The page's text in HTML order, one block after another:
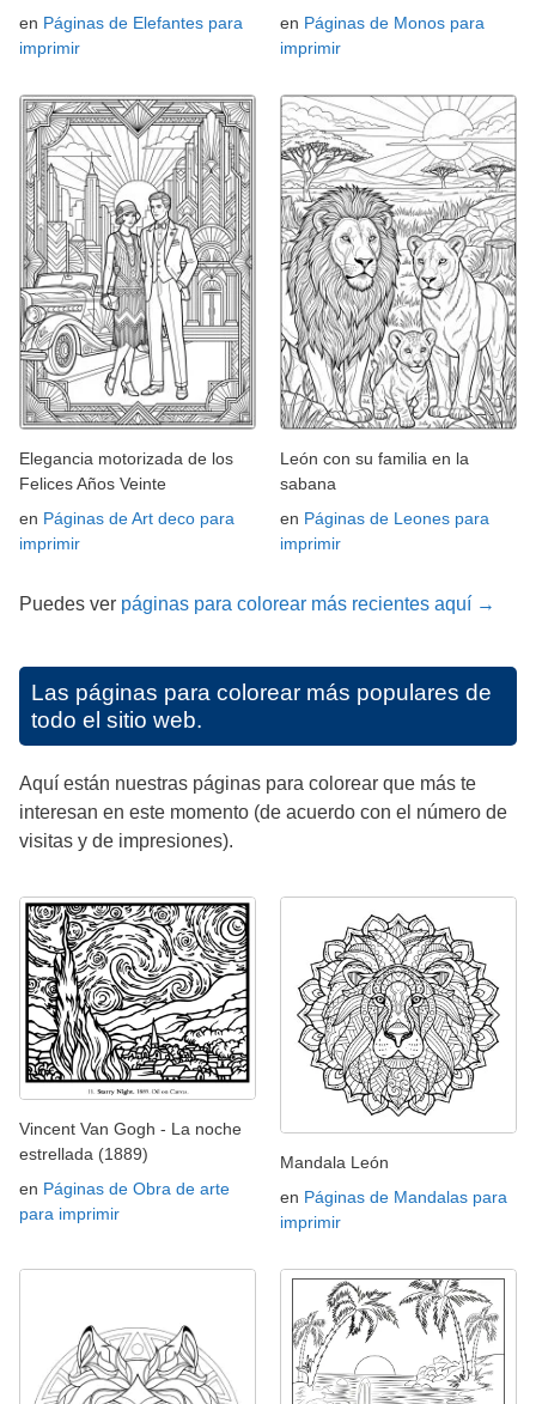
en Páginas de Elefantes para
imprimir
en Páginas de Monos para
imprimir
Elegancia motorizada de los
Felices Años Veinte
en Páginas de Art deco para
imprimir
León con su familia en la
sabana
en Páginas de Leones para
imprimir
Puedes ver páginas para colorear más recientes aquí →
Las páginas para colorear más populares de
todo el sitio web.
Aquí están nuestras páginas para colorear que más te
interesan en este momento (de acuerdo con el número de
visitas y de impresiones).
Vincent Van Gogh - La noche
estrellada (1889)
en Páginas de Obra de arte
para imprimir
Mandala León
en Páginas de Mandalas para
imprimir